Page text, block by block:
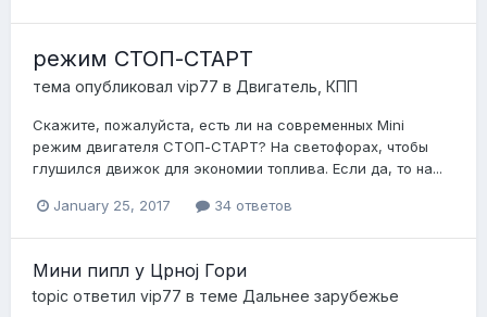
режим СТОП-СТАРТ
тема опубликовал vip77 в Двигатель, КПП
Скажите, пожалуйста, есть ли на современных Mini
режим двигателя СТОП-СТАРТ? На светофорах, чтобы
глушился движок для экономии топлива. Если да, то на...
January 25, 2017 34 ответов
Мини пипл у Црној Гори
topic ответил vip77 в теме Дальнее зарубежье